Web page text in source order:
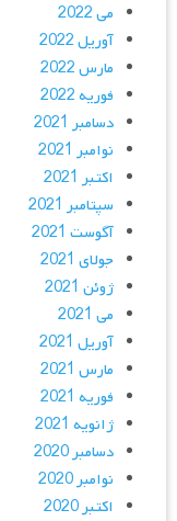
می 2022
آوریل 2022
مارس 2022
فوریه 2022
دسامبر 2021
نوامبر 2021
اکتبر 2021
سپتامبر 2021
آگوست 2021
جولای 2021
ژوئن 2021
می 2021
آوریل 2021
مارس 2021
فوریه 2021
ژانویه 2021
دسامبر 2020
نوامبر 2020
اکتبر 2020